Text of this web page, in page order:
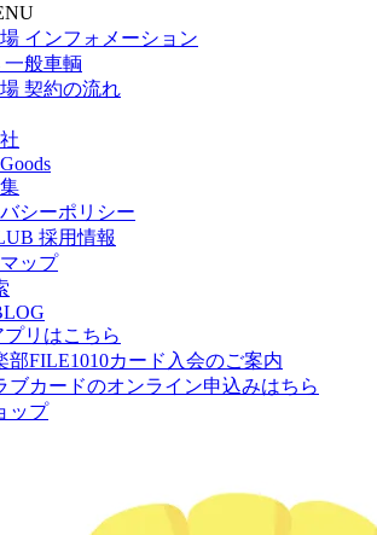
インフォメーション
一般車輌
契約の流れ
シーポリシー
採用情報
ップ
リはこちら
部FILE1010カード入会のご案内
ブカードのオンライン申込みはちら
ップ